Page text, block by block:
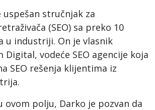
uspešan stručnjak za
(SEO) sa preko 10
u industriji. On je vlasnik
Digital, vodeće SEO agencije koja
SEO rešenja klijentima iz
ovom polju, Darko je pozvan da